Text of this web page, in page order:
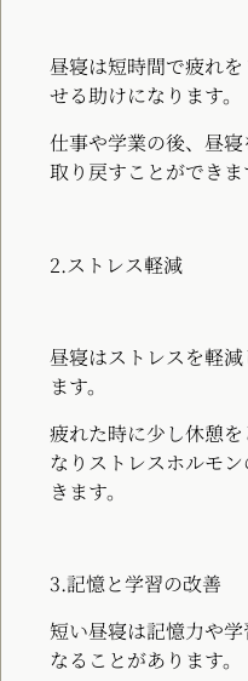
昼寝は短時間で疲れ
せる助けになります。
仕事や学業の後、昼
取り戻すことができま
2.ストレス軽減
昼寝はストレスを軽
ます。
疲れた時に少し休憩
なりストレスホルモ
きます。
3.記憶と学習の改善
短い昼寝は記憶力や
なることがあります。